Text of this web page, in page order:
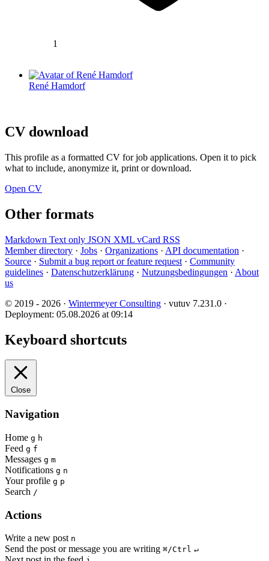
1
René Hamdorf
CV download
This profile as a formatted CV for job applications. Open it to pick
what to include, anonymize it, print or download.
Open CV
Other formats
Markdown Text only JSON XML vCard RSS
Member directory · Jobs · Organizations · API documentation ·
Source · Submit a bug report or feature request · Community
guidelines · Datenschutzerklärung · Nutzungsbedingungen · About
us
© 2019 - 2026 · Wintermeyer Consulting · vutuv 7.231.0 ·
Deployment: 05.08.2026 at 09:14
Keyboard shortcuts
Close
Navigation
Home g h
Feed g f
Messages g m
Notifications g n
Your profile g p
Search /
Actions
Write a new post n
Send the post or message you are writing ⌘/Ctrl ↵